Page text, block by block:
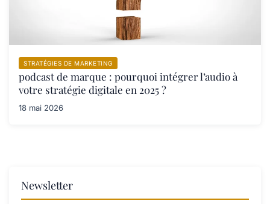
STRATÉGIES DE MARKETING
podcast de marque : pourquoi intégrer l’audio à
votre stratégie digitale en 2025 ?
18 mai 2026
Newsletter